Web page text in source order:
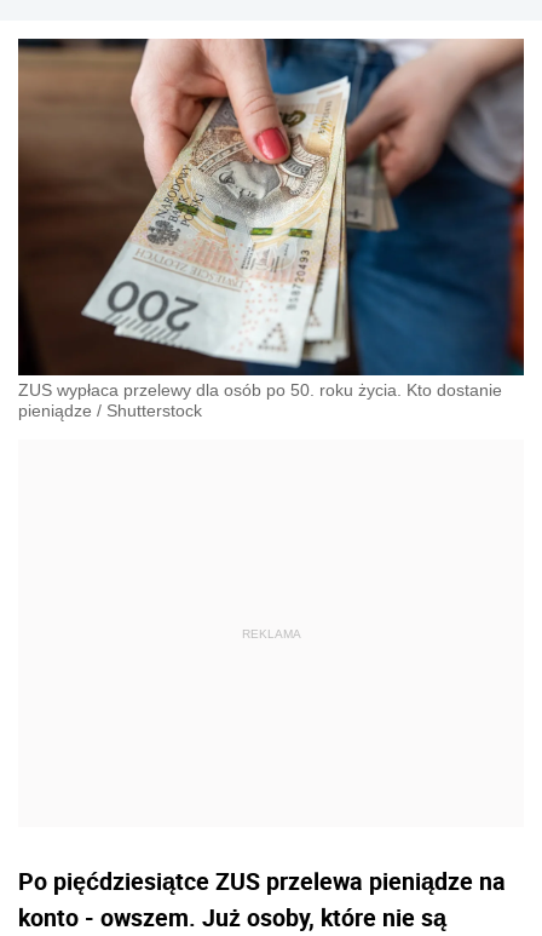
administracyjnoprawnych aspektach związanych z
pracą i pomocą socjalną.
ZUS wypłaca przelewy dla osób po 50. roku życia. Kto dostanie
pieniądze / Shutterstock
Po pięćdziesiątce ZUS przelewa pieniądze na
konto - owszem. Już osoby, które nie są